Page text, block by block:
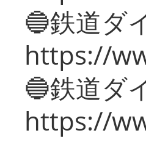
🔵鉄道ダ
https://
🔵鉄道ダ
https://